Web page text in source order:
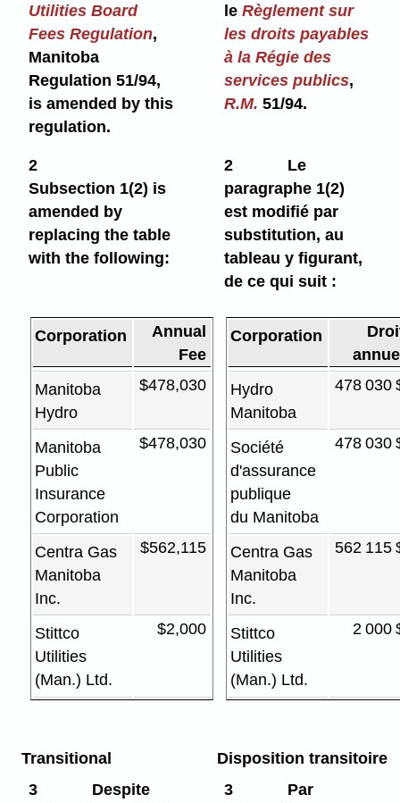
Utilities Board
Fees Regulation,
Manitoba
Regulation 51/94,
is amended by this
regulation.
leRèglement sur
les droits payables
à la Régie des
services publics,
R.M.51/94.
2
Subsection 1(2) is
amended by
replacing the table
with the following:
2
Le
paragraphe 1(2)
est modifié par
substitution, au
tableau y figurant,
de ce qui suit :
Corporation
Annual
Fee
Manitoba
Hydro
$478,030
Manitoba
Public
Insurance
Corporation
$478,030
Centra Gas
Manitoba
Inc.
$562,115
Stittco
Utilities
(Man.) Ltd.
$2,000
Corporation
Hydro
Manitoba
478 030
Société
d'assurance
publique
du Manitoba
478 030
Centra Gas
Manitoba
Inc.
562 115
Stittco
Utilities
(Man.) Ltd.
2 000
Transitional
3
Despite
Disposition transitoire
3
Par